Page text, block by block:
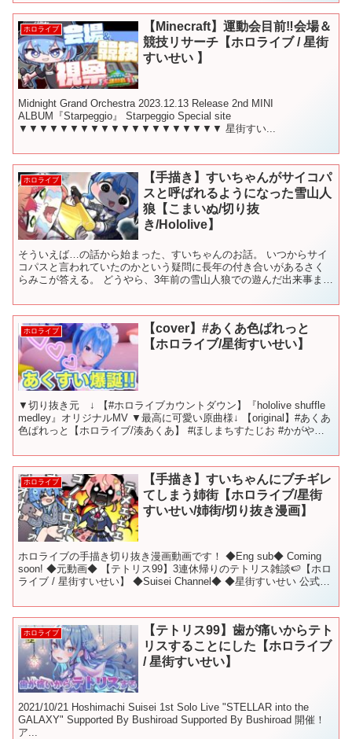
ホロライブ
【Minecraft】運動会目前‼会場＆
競技リサーチ【ホロライブ / 星街
すいせい 】
Midnight Grand Orchestra 2023.12.13 Release 2nd MINI
ALBUM『Starpeggio』 Starpeggio Special site
▼▼▼▼▼▼▼▼▼▼▼▼▼▼▼▼▼▼▼▼ 星街すい...
ホロライブ
【手描き】すいちゃんがサイコパ
スと呼ばれるようになった雪山人
狼【こまいぬ/切り抜
き/Hololive】
そういえば…の話から始まった、すいちゃんのお話。 いつからサイ
コパスと言われていたのかという疑問に長年の付き合いがあるさく
らみこが答える。 どうやら、3年前の雪山人狼での遊んだ出来事まで
ホロライブ
【cover】#あくあ色ぱれっと
【ホロライブ/星街すいせい】
▼切り抜き元 ↓ 【#ホロライブカウントダウン】『hololive shuffle
medley』オリジナルMV ▼最高に可愛い原曲様↓ 【original】#あくあ
色ぱれっと【ホロライブ/湊あくあ】 #ほしまちすたじお #かがやく
ホロライブ
【手描き】すいちゃんにブチギレ
てしまう姉街【ホロライブ/星街
すいせい/姉街/切り抜き漫画】
ホロライブの手描き切り抜き漫画動画です！ ◆Eng sub◆ Coming
soon! ◆元動画◆ 【テトリス99】3連休帰りのテトリス雑談🍉【ホロ
ライブ / 星街すいせい】 ◆Suisei Channel◆ ◆星街すいせい 公式
ホロライブ
【テトリス99】歯が痛いからテト
リスすることにした【ホロライブ
/ 星街すいせい】
2021/10/21 Hoshimachi Suisei 1st Solo Live "STELLAR into the
GALAXY" Supported By Bushiroad Supported By Bushiroad 開催！
ア...